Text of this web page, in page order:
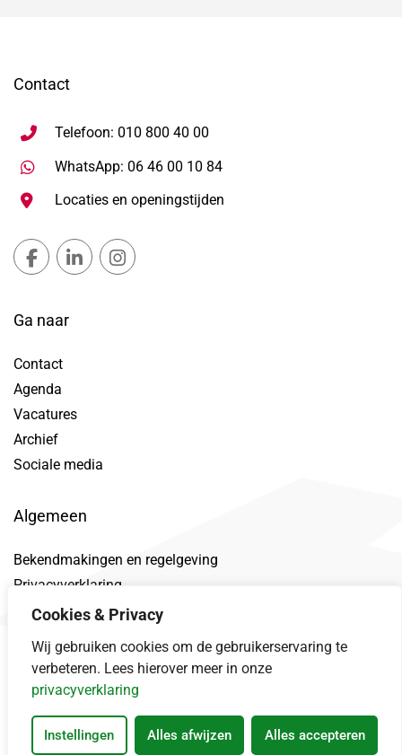
Cookies & Privacy
Wij gebruiken cookies om de gebruikerservaring te
verbeteren. Lees hierover meer in onze
privacyverklaring
Instellingen Alles afwijzen Alles accepteren
Contact
Telefoon: 010 800 40 00
WhatsApp: 06 46 00 10 84Stuur WhatsApp bericht,
Locaties en openingstijden
Gemeente Lansingerland Facebook, opent in nieuw
Gemeente Lansingerland LinkedIn, opent in
Ga naar
Contact
Agenda
Vacatures
Archief
Sociale media
Algemeen
Bekendmakingen en regelgeving
Privacyverklaring
Toegankelijkheidsverklaring
Datalek